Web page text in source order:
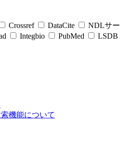
Crossref DataCite NDLサ
Integbio PubMed LSDB
機能について